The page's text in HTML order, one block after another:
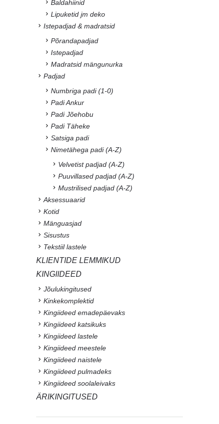
Baldahiinid
Lipuketid jm deko
Istepadjad & madratsid
Põrandapadjad
Istepadjad
Madratsid mängunurka
Padjad
Numbriga padi (1-0)
Padi Ankur
Padi Jõehobu
Padi Täheke
Satsiga padi
Nimetähega padi (A-Z)
Velvetist padjad (A-Z)
Puuvillased padjad (A-Z)
Mustrilised padjad (A-Z)
Aksessuaarid
Kotid
Mänguasjad
Sisustus
Tekstiil lastele
KLIENTIDE LEMMIKUD
KINGIIDEED
Jõulukingitused
Kinkekomplektid
Kingiideed emadepäevaks
Kingiideed katsikuks
Kingiideed lastele
Kingiideed meestele
Kingiideed naistele
Kingiideed pulmadeks
Kingiideed soolaleivaks
ÄRIKINGITUSED